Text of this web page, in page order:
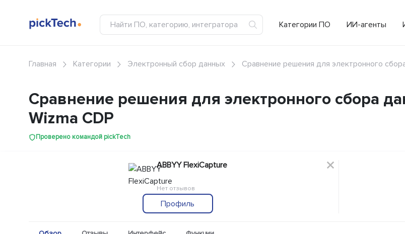
Категории ПО ИИ-агенты
Главная Категории Электронный сбор данных Сравнение решения для электронного
Сравнение решения для электронного сбора
Wizma CDP
Проверено командой pickTech
ABBYY FlexiCapture
Нет отзывов
Профиль